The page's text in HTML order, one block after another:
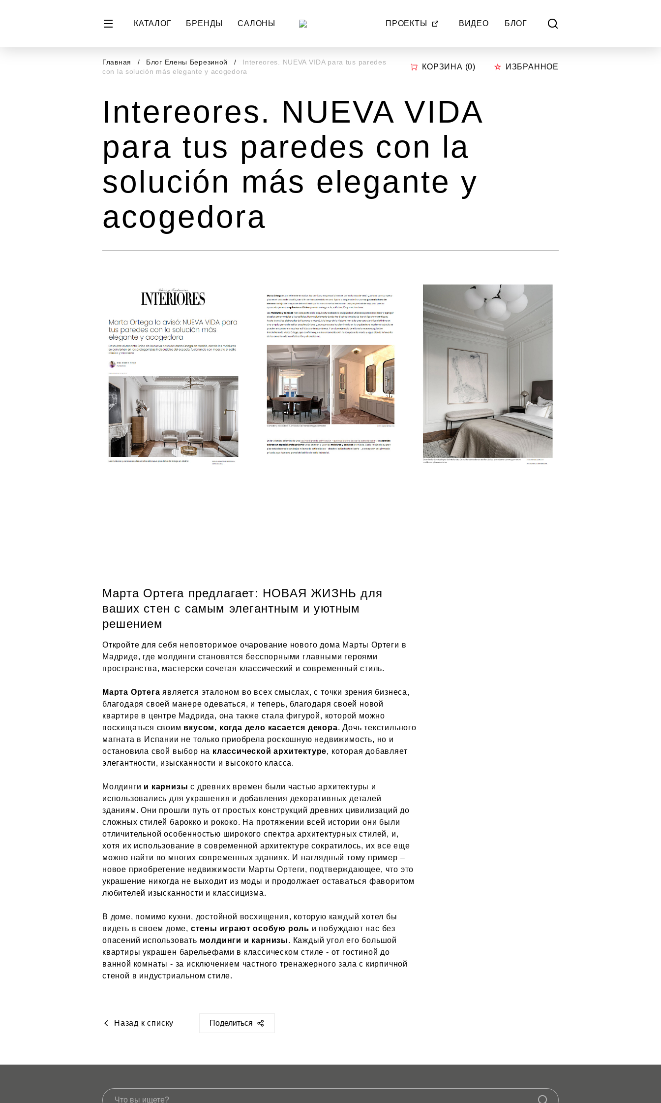
КАТАЛОГ БРЕНДЫ САЛОНЫ ПРОЕКТЫ ВИДЕО БЛОГ
Главная Блог Елены Березиной
Intereores. NUEVA VIDA para tus paredes
con la solución más elegante y acogedora
КОРЗИНА (0) ИЗБРАННОЕ
Intereores. NUEVA VIDA
para tus paredes con la
solución más elegante y
acogedora
Марта Ортега предлагает: НОВАЯ ЖИЗНЬ для
ваших стен с самым элегантным и уютным
решением
Откройте для себя неповторимое очарование нового дома Марты Ортеги в
Мадриде, где молдинги становятся бесспорными главными героями
пространства, мастерски сочетая классический и современный стиль.
Марта Ортега является эталоном во всех смыслах, с точки зрения бизнеса,
благодаря своей манере одеваться, и теперь, благодаря своей новой
квартире в центре Мадрида, она также стала фигурой, которой можно
восхищаться своим вкусом, когда дело касается декора. Дочь текстильного
магната в Испании не только приобрела роскошную недвижимость, но и
остановила свой выбор на классической архитектуре, которая добавляет
элегантности, изысканности и высокого класса.
Молдинги и карнизы с древних времен были частью архитектуры и
использовались для украшения и добавления декоративных деталей
зданиям. Они прошли путь от простых конструкций древних цивилизаций до
сложных стилей барокко и рококо. На протяжении всей истории они были
отличительной особенностью широкого спектра архитектурных стилей, и,
хотя их использование в современной архитектуре сократилось, их все еще
можно найти во многих современных зданиях. И наглядный тому пример –
новое приобретение недвижимости Марты Ортеги, подтверждающее, что это
украшение никогда не выходит из моды и продолжает оставаться фаворитом
любителей изысканности и классицизма.
В доме, помимо кухни, достойной восхищения, которую каждый хотел бы
видеть в своем доме, стены играют особую роль и побуждают нас без
опасений использовать молдинги и карнизы. Каждый угол его большой
квартиры украшен барельефами в классическом стиле - от гостиной до
ванной комнаты - за исключением частного тренажерного зала с кирпичной
стеной в индустриальном стиле.
Назад к списку
https://sclassic.ru/blog/press/20424/
Поделиться